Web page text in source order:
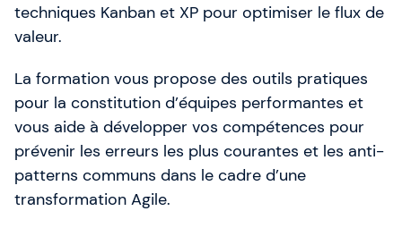
techniques Kanban et XP pour optimiser le flux de
valeur.
La formation vous propose des outils pratiques
pour la constitution d’équipes performantes et
vous aide à développer vos compétences pour
prévenir les erreurs les plus courantes et les anti-
patterns communs dans le cadre d’une
transformation Agile.